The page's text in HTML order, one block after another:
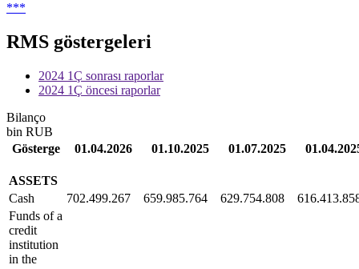
***
RMS göstergeleri
2024 1Ç sonrası raporlar
2024 1Ç öncesi raporlar
Bilanço
bin RUB
Gösterge
01.04.2026 01.10.2025 01.07.2025
ASSETS
Cash
702.499.267 659.985.764 629.754.808
Funds of a
credit
institution
in the